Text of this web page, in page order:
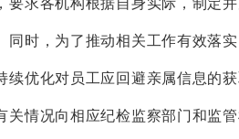
同时，为了推动相关工作有效落
续优化对员工应回避亲属信息的
关情况向相应纪检监察部门和监